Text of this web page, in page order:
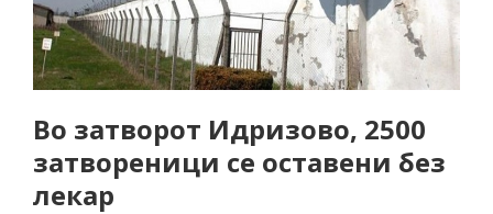
Во затворот Идризово, 2500
затвореници се оставени без
лекар